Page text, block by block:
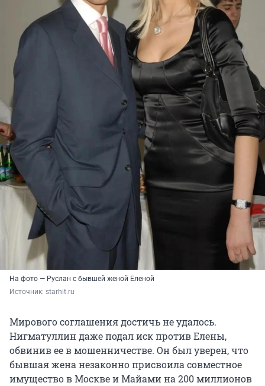
На фото — Руслан с бывшей женой Еленой
Источник: starhit.ru
Мирового соглашения достичь не удалось.
Нигматуллин даже подал иск против Елены,
обвинив ее в мошенничестве. Он был уверен, что
бывшая жена незаконно присвоила совместное
имущество в Москве и Майами на200 миллионов